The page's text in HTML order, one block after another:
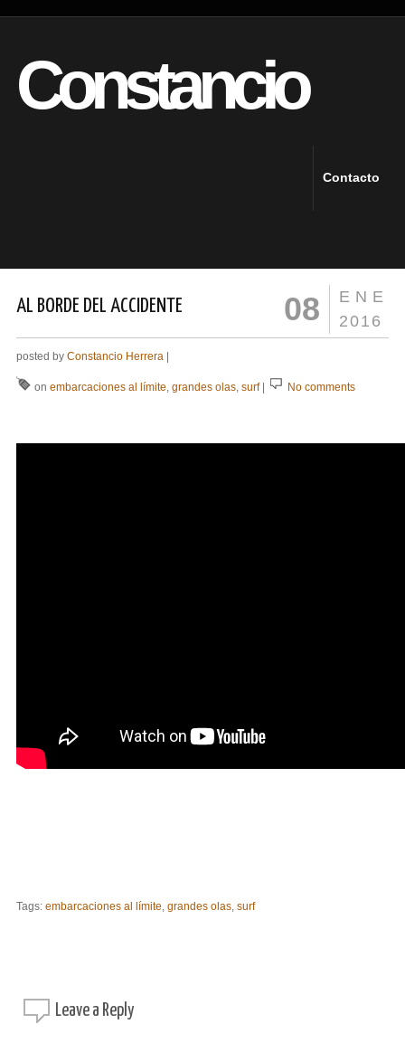
Constancio
Contacto
AL BORDE DEL ACCIDENTE
ENE
2016
08
posted by Constancio Herrera |
on embarcaciones al límite grandes olas, surf| No comments
Tags: embarcaciones al límite grandes olas, surf
Leave a Reply